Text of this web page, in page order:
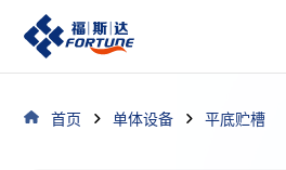
首页 单体设备 平底贮槽